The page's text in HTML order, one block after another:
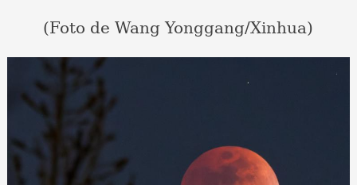
(Foto de Wang Yonggang/Xinhua)